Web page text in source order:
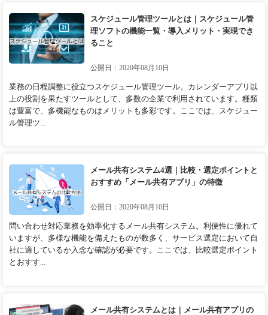
スケジュール管理ツールとは｜スケジュール管
理ソフトの機能一覧・導入メリット・実現でき
ること
公開日：2020年08月10日
業務の日程調整に役立つスケジュール管理ツール。カレンダーアプリ以
上の役割を果たすツールとして、多数の企業で利用されています。種類
は豊富で、多機能なものはメリットも多彩です。ここでは、スケジュー
ル管理ツ...
メール共有システム4選｜比較・選定ポイントと
おすすめ「メール共有アプリ」の特徴
公開日：2020年08月10日
問い合わせ対応業務を効率化するメール共有システム。利便性に優れて
いますが、多様な機能を備えたものが数多く、サービス選定において自
社に適しているか入念な確認が必要です。ここでは、比較選定ポイント
とおすす...
メール共有システムとは｜メール共有アプリの